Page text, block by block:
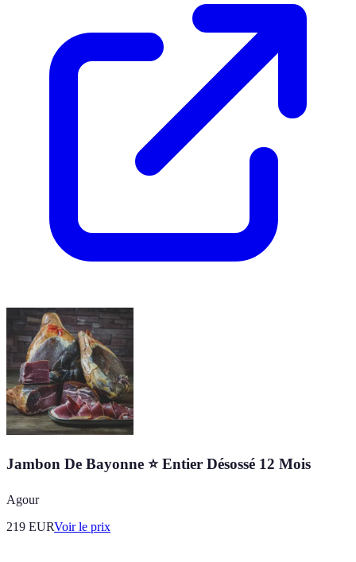
Jambon De Bayonne ⭐ Entier Désossé 12 Mois
Agour
219 EURVoir le prix